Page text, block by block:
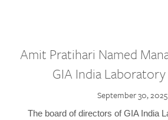
Amit Pratihari Named
GIA India
September 30, 2025
The board of directors of GIA India